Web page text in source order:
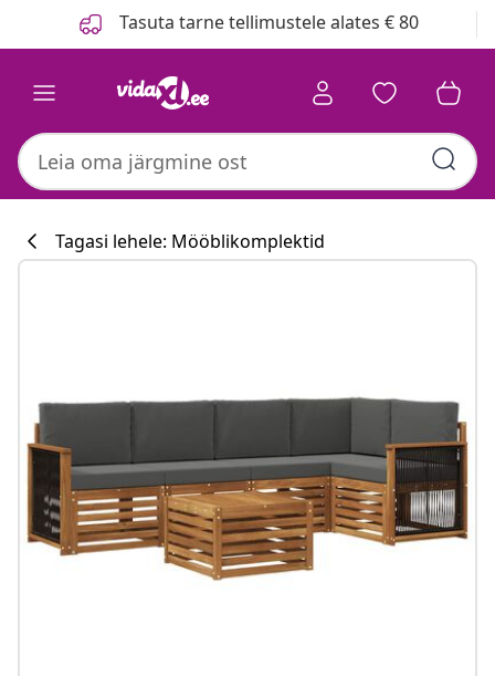
Tasuta tarne tellimustele alates € 80
Tagasi lehele: Mööblikomplektid